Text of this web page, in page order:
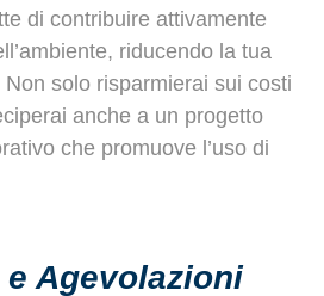
di contribuire attivamente
riducendo la tua
solo risparmierai sui costi
anche a un progetto
che promuove l’uso di
Agevolazioni